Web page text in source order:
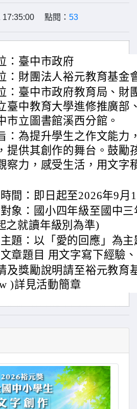
17:35:00 點閱： 53
：臺中市政府
：財團法人裕元教育基金
：臺中市政府教育局、財
臺中教育大學進修推廣部
市立圖書館溪西分館。
：為提升學生之作文能力
提供其創作的舞台。鼓勵
察力，感受生活，用文字
間：即日起至2026年9月
象：國小四年級至國中
之就讀年級別為準)
題：以「愛的回應」為
章題目 用文字寫下經驗
及獎勵說明請至裕元教育
)詳見活動簡章